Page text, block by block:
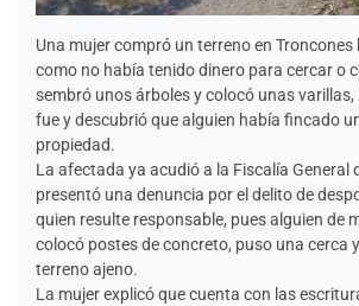
Una mujer compró un terreno en
como no había tenido dinero para cercar o
sembró unos árboles y colocó unas varillas,
fue y descubrió que alguien había fincado
propiedad.
La afectada ya acudió a la Fiscalía General
presentó una denuncia por el delito de
quien resulte responsable, pues alguien de
colocó postes de concreto, puso una cerca
terreno ajeno.
La mujer explicó que cuenta con las